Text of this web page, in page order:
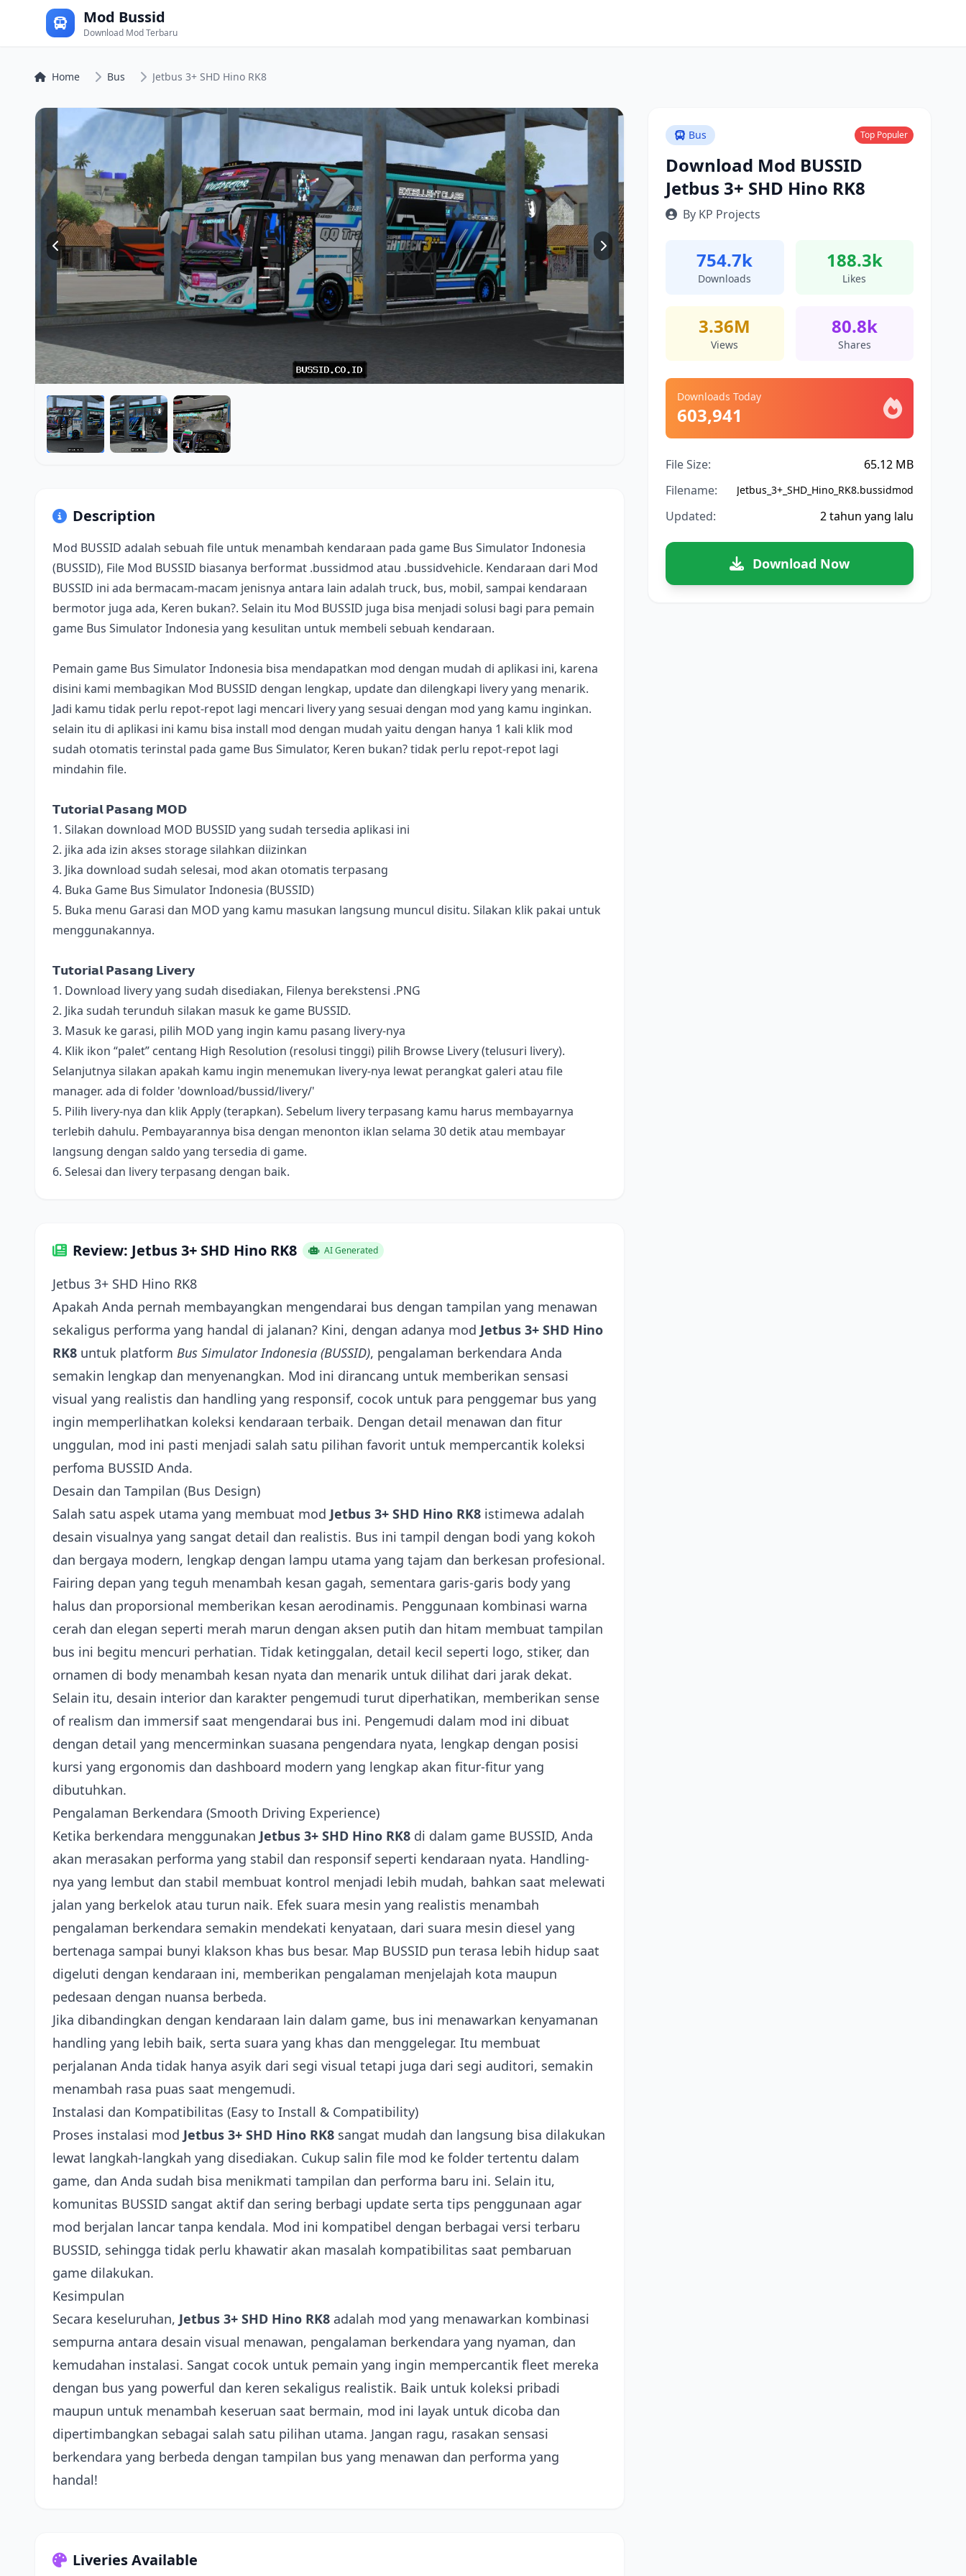
Mod Bussid
Download Mod Terbaru
Home Bus Jetbus 3+ SHD Hino RK8
Description
Mod BUSSID adalah sebuah file untuk menambah kendaraan pada game Bus Simulator Indonesia
(BUSSID), File Mod BUSSID biasanya berformat .bussidmod atau .bussidvehicle. Kendaraan dari Mod
BUSSID ini ada bermacam-macam jenisnya antara lain adalah truck, bus, mobil, sampai kendaraan
bermotor juga ada, Keren bukan?. Selain itu Mod BUSSID juga bisa menjadi solusi bagi para pemain
game Bus Simulator Indonesia yang kesulitan untuk membeli sebuah kendaraan.
Pemain game Bus Simulator Indonesia bisa mendapatkan mod dengan mudah di aplikasi ini, karena
disini kami membagikan Mod BUSSID dengan lengkap, update dan dilengkapi livery yang menarik.
Jadi kamu tidak perlu repot-repot lagi mencari livery yang sesuai dengan mod yang kamu inginkan.
selain itu di aplikasi ini kamu bisa install mod dengan mudah yaitu dengan hanya 1 kali klik mod
sudah otomatis terinstal pada game Bus Simulator, Keren bukan? tidak perlu repot-repot lagi
mindahin file.
𝗧𝘂𝘁𝗼𝗿𝗶𝗮𝗹 𝗣𝗮𝘀𝗮𝗻𝗴 𝗠𝗢𝗗
1. Silakan download MOD BUSSID yang sudah tersedia aplikasi ini
2. jika ada izin akses storage silahkan diizinkan
3. Jika download sudah selesai, mod akan otomatis terpasang
4. Buka Game Bus Simulator Indonesia (BUSSID)
5. Buka menu Garasi dan MOD yang kamu masukan langsung muncul disitu. Silakan klik pakai untuk
menggunakannya.
𝗧𝘂𝘁𝗼𝗿𝗶𝗮𝗹 𝗣𝗮𝘀𝗮𝗻𝗴 𝗟𝗶𝘃𝗲𝗿𝘆
1. Download livery yang sudah disediakan, Filenya berekstensi .PNG
2. Jika sudah terunduh silakan masuk ke game BUSSID.
3. Masuk ke garasi, pilih MOD yang ingin kamu pasang livery-nya
4. Klik ikon “palet” centang High Resolution (resolusi tinggi) pilih Browse Livery (telusuri livery).
Selanjutnya silakan apakah kamu ingin menemukan livery-nya lewat perangkat galeri atau file
manager. ada di folder 'download/bussid/livery/'
5. Pilih livery-nya dan klik Apply (terapkan). Sebelum livery terpasang kamu harus membayarnya
terlebih dahulu. Pembayarannya bisa dengan menonton iklan selama 30 detik atau membayar
langsung dengan saldo yang tersedia di game.
6. Selesai dan livery terpasang dengan baik.
Review: Jetbus 3+ SHD Hino RK8 AI Generated
Jetbus 3+ SHD Hino RK8
Apakah Anda pernah membayangkan mengendarai bus dengan tampilan yang menawan
sekaligus performa yang handal di jalanan? Kini, dengan adanya mod Jetbus 3+ SHD Hino
RK8 untuk platform Bus Simulator Indonesia (BUSSID), pengalaman berkendara Anda
semakin lengkap dan menyenangkan. Mod ini dirancang untuk memberikan sensasi
visual yang realistis dan handling yang responsif, cocok untuk para penggemar bus yang
ingin memperlihatkan koleksi kendaraan terbaik. Dengan detail menawan dan fitur
unggulan, mod ini pasti menjadi salah satu pilihan favorit untuk mempercantik koleksi
perfoma BUSSID Anda.
Desain dan Tampilan (Bus Design)
Salah satu aspek utama yang membuat mod Jetbus 3+ SHD Hino RK8 istimewa adalah
desain visualnya yang sangat detail dan realistis. Bus ini tampil dengan bodi yang kokoh
dan bergaya modern, lengkap dengan lampu utama yang tajam dan berkesan profesional.
Fairing depan yang teguh menambah kesan gagah, sementara garis-garis body yang
halus dan proporsional memberikan kesan aerodinamis. Penggunaan kombinasi warna
cerah dan elegan seperti merah marun dengan aksen putih dan hitam membuat tampilan
bus ini begitu mencuri perhatian. Tidak ketinggalan, detail kecil seperti logo, stiker, dan
ornamen di body menambah kesan nyata dan menarik untuk dilihat dari jarak dekat.
Selain itu, desain interior dan karakter pengemudi turut diperhatikan, memberikan sense
of realism dan immersif saat mengendarai bus ini. Pengemudi dalam mod ini dibuat
dengan detail yang mencerminkan suasana pengendara nyata, lengkap dengan posisi
kursi yang ergonomis dan dashboard modern yang lengkap akan fitur-fitur yang
dibutuhkan.
Pengalaman Berkendara (Smooth Driving Experience)
Ketika berkendara menggunakan Jetbus 3+ SHD Hino RK8 di dalam game BUSSID, Anda
akan merasakan performa yang stabil dan responsif seperti kendaraan nyata. Handling-
nya yang lembut dan stabil membuat kontrol menjadi lebih mudah, bahkan saat melewati
jalan yang berkelok atau turun naik. Efek suara mesin yang realistis menambah
pengalaman berkendara semakin mendekati kenyataan, dari suara mesin diesel yang
bertenaga sampai bunyi klakson khas bus besar. Map BUSSID pun terasa lebih hidup saat
digeluti dengan kendaraan ini, memberikan pengalaman menjelajah kota maupun
pedesaan dengan nuansa berbeda.
Jika dibandingkan dengan kendaraan lain dalam game, bus ini menawarkan kenyamanan
handling yang lebih baik, serta suara yang khas dan menggelegar. Itu membuat
perjalanan Anda tidak hanya asyik dari segi visual tetapi juga dari segi auditori, semakin
menambah rasa puas saat mengemudi.
Instalasi dan Kompatibilitas (Easy to Install & Compatibility)
Proses instalasi mod Jetbus 3+ SHD Hino RK8 sangat mudah dan langsung bisa dilakukan
lewat langkah-langkah yang disediakan. Cukup salin file mod ke folder tertentu dalam
game, dan Anda sudah bisa menikmati tampilan dan performa baru ini. Selain itu,
komunitas BUSSID sangat aktif dan sering berbagi update serta tips penggunaan agar
mod berjalan lancar tanpa kendala. Mod ini kompatibel dengan berbagai versi terbaru
BUSSID, sehingga tidak perlu khawatir akan masalah kompatibilitas saat pembaruan
game dilakukan.
Kesimpulan
Secara keseluruhan, Jetbus 3+ SHD Hino RK8 adalah mod yang menawarkan kombinasi
sempurna antara desain visual menawan, pengalaman berkendara yang nyaman, dan
kemudahan instalasi. Sangat cocok untuk pemain yang ingin mempercantik fleet mereka
dengan bus yang powerful dan keren sekaligus realistik. Baik untuk koleksi pribadi
maupun untuk menambah keseruan saat bermain, mod ini layak untuk dicoba dan
dipertimbangkan sebagai salah satu pilihan utama. Jangan ragu, rasakan sensasi
berkendara yang berbeda dengan tampilan bus yang menawan dan performa yang
handal!
Liveries Available
Bus Top Populer
Download Mod BUSSID
Jetbus 3+ SHD Hino RK8
By KP Projects
754.7k
Downloads
188.3k
Likes
3.36M
Views
80.8k
Shares
Downloads Today
603,941
File Size:
65.12 MB
Filename:
Jetbus_3+_SHD_Hino_RK8.bussidmod
Updated: 2 tahun yang lalu
Download Now